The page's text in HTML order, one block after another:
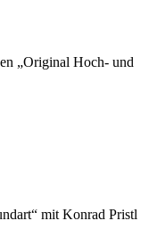
„Original Hoch- und
mit Konrad Pristl